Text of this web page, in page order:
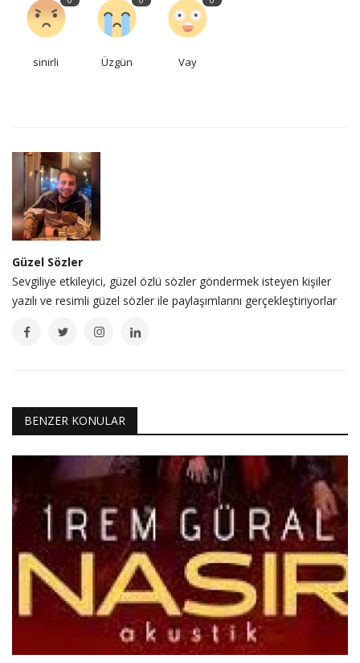
sinirli Üzgün Vay
Güzel Sözler
Sevgiliye etkileyici, güzel özlü sözler göndermek isteyen kişiler
yazılı ve resimli güzel sözler ile paylaşımlarını gerçekleştiriyorlar
BENZER KONULAR